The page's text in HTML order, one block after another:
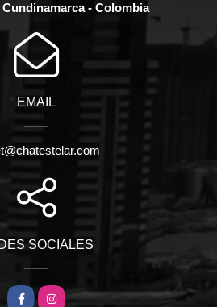
- Colombia
EMAIL
SOCIALES
FacebookInstagram